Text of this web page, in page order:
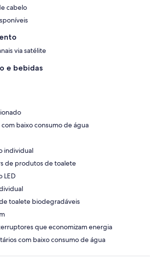
cabelo
via satélite
e bebidas
baixo consumo de água
individual
de produtos de toalete
LED
toalete biodegradáveis
que economizam energia
com baixo consumo de água